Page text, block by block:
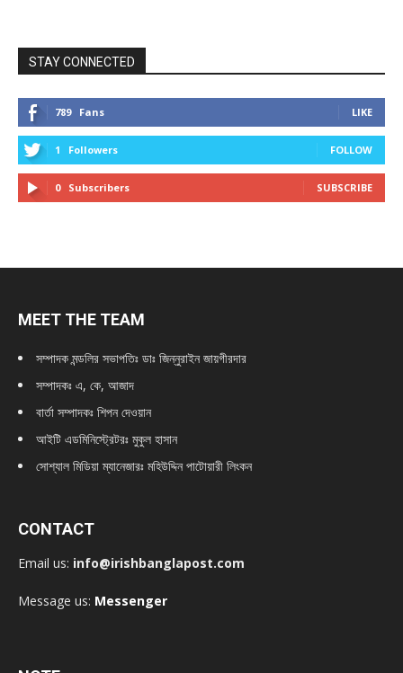
STAY CONNECTED
789 Fans LIKE
1 Followers FOLLOW
0 Subscribers SUBSCRIBE
MEET THE TEAM
সম্পাদক মন্ডলির সভাপতিঃ ডাঃ জিন্নুরাইন জায়গীরদার
সম্পাদকঃ এ, কে, আজাদ
বার্তা সম্পাদকঃ শিপন দেওয়ান
আইটি এডমিনিস্ট্রেটরঃ মুকুল হাসান
সোশ্যাল মিডিয়া ম্যানেজারঃ মহিউদ্দিন পাটোয়ারী লিংকন
CONTACT
Email us: info@irishbanglapost.com
Message us: Messenger